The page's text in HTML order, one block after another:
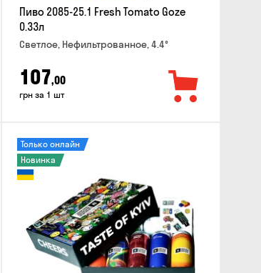
Пиво 2085-25.1 Fresh Tomato Goze
0.33л
Светлое, Нефильтрованное, 4.4°
107,00
грн за 1 шт
Только онлайн
Новинка